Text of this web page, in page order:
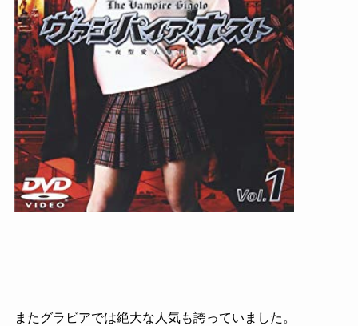
またグラビアでは絶大な人気も誇っていました。